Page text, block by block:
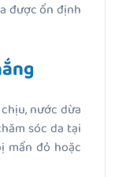
được ổn định
nước dừa
sóc da tại
mẩn đỏ hoặc